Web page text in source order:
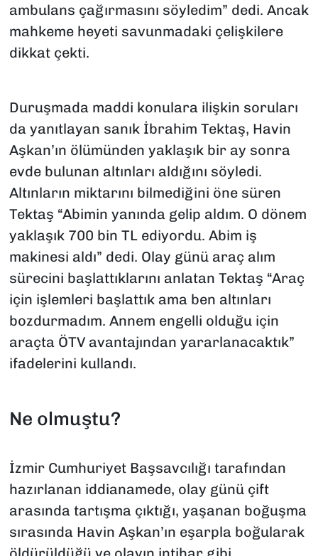
ambulans çağırmasını söyledim” dedi. Ancak
mahkeme heyeti savunmadaki çelişkilere
dikkat çekti.
Duruşmada maddi konulara ilişkin soruları
da yanıtlayan sanık İbrahim Tektaş, Havin
Aşkan’ın ölümünden yaklaşık bir ay sonra
evde bulunan altınları aldığını söyledi.
Altınların miktarını bilmediğini öne süren
Tektaş “Abimin yanında gelip aldım. O dönem
yaklaşık 700 bin TL ediyordu. Abim iş
makinesi aldı” dedi. Olay günü araç alım
sürecini başlattıklarını anlatan Tektaş “Araç
için işlemleri başlattık ama ben altınları
bozdurmadım. Annem engelli olduğu için
araçta ÖTV avantajından yararlanacaktık”
ifadelerini kullandı.
Ne olmuştu?
İzmir Cumhuriyet Başsavcılığı tarafından
hazırlanan iddianamede, olay günü çift
arasında tartışma çıktığı, yaşanan boğuşma
sırasında Havin Aşkan’ın eşarpla boğularak